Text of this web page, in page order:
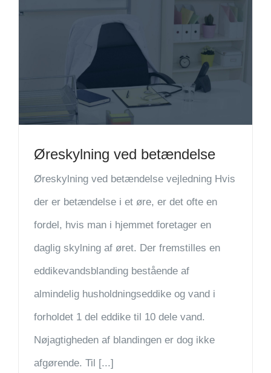
Øreskylning ved betændelse
Øreskylning ved betændelse vejledning Hvis
der er betændelse i et øre, er det ofte en
fordel, hvis man i hjemmet foretager en
daglig skylning af øret. Der fremstilles en
eddikevandsblanding bestående af
almindelig husholdningseddike og vand i
forholdet 1 del eddike til 10 dele vand.
Nøjagtigheden af blandingen er dog ikke
afgørende. Til [...]